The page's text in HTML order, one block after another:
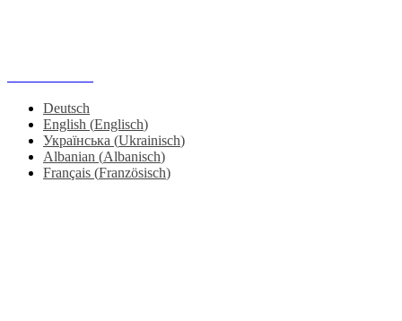
Deutsch
English (Englisch)
Українська (Ukrainisch)
Albanian (Albanisch)
Français (Französisch)